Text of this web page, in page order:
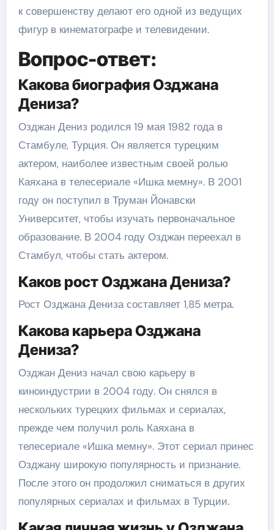
к совершенству делают его одной из ведущих
фигур в кинематографе и телевидении.
Вопрос-ответ:
Какова биография Озджана
Дениза?
Озджан Дениз родился 19 мая 1982 года в
Стамбуле, Турция. Он является турецким
актером, наиболее известным своей ролью
Каяхана в телесериале «Ишка мемну». В 2001
году он поступил в Труман Йонавски
Университет, чтобы изучать первоначальное
образование. В 2004 году Озджан переехал в
Стамбул, чтобы стать актером.
Каков рост Озджана Дениза?
Рост Озджана Дениза составляет 1,85 метра.
Какова карьера Озджана
Дениза?
Озджан Дениз начал свою карьеру в
киноиндустрии в 2004 году. Он снялся в
нескольких турецких фильмах и сериалах,
прежде чем получил роль Каяхана в
телесериале «Ишка мемну». Этот сериал принес
Озджану широкую популярность и признание.
После этого он продолжил сниматься в других
популярных сериалах и фильмах в Турции.